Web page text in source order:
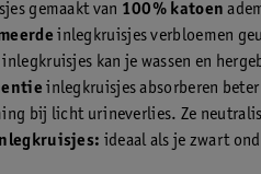
gemaakt van 100% katoen
inlegkruisjes verbloemen
inlegkruisjes kan je wassen en
inlegkruisjes absorberen
bij licht urineverlies. Ze
ideaal als je zwart